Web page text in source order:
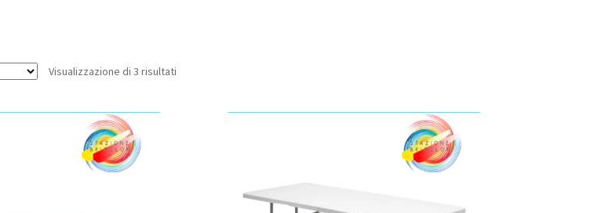
Visualizzazione di 3 risultatiPopolarità